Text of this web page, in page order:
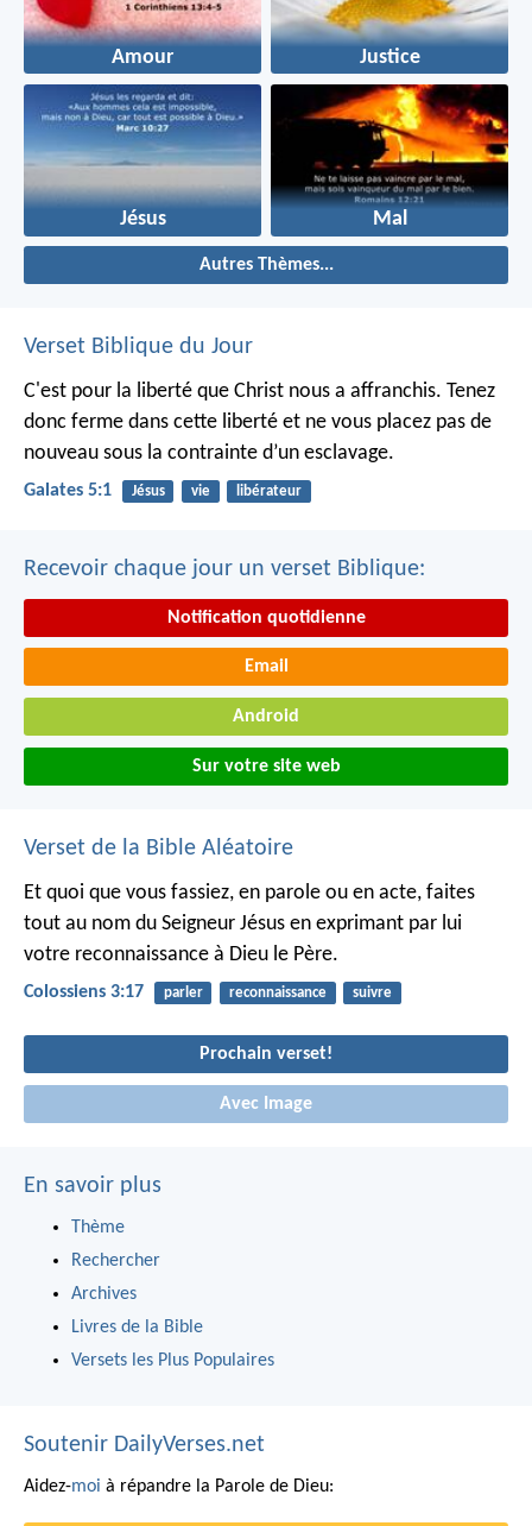
Amour Justice
Jésus Mal
Autres Thèmes...
Verset Biblique du Jour
C'est pour la liberté que Christ nous a affranchis. Tenez
donc ferme dans cette liberté et ne vous placez pas de
nouveau sous la contrainte d’un esclavage.
Galates 5:1 Jésus vie libérateur
Recevoir chaque jour un verset Biblique:
Notification quotidienne
Email
Android
Sur votre site web
Verset de la Bible Aléatoire
Et quoi que vous fassiez, en parole ou en acte, faites
tout au nom du Seigneur Jésus en exprimant par lui
votre reconnaissance à Dieu le Père.
Colossiens 3:17 parler reconnaissance suivre
Prochain verset!
Avec Image
En savoir plus
Thème
Rechercher
Archives
Livres de la Bible
Versets les Plus Populaires
Soutenir DailyVerses.net
Aidez-moi à répandre la Parole de Dieu: